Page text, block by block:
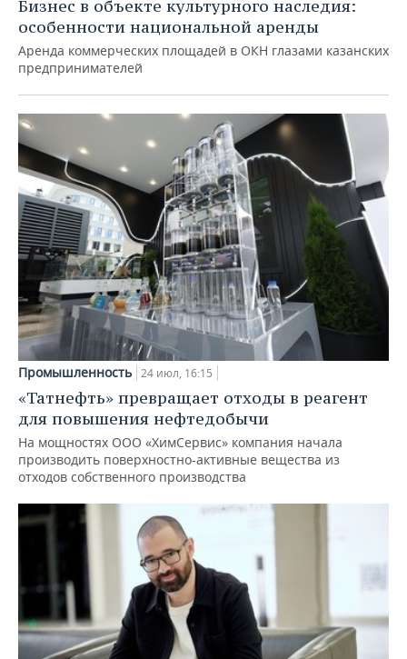
Бизнес в объекте культурного наследия:
особенности национальной аренды
Аренда коммерческих площадей в ОКН глазами казанских
предпринимателей
Промышленность 24 июл, 16:15
«Татнефть» превращает отходы в реагент
для повышения нефтедобычи
На мощностях ООО «ХимСервис» компания начала
производить поверхностно-активные вещества из
отходов собственного производства